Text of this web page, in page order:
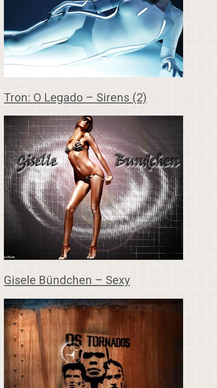
Tron: O Legado – Sirens (2)
Gisele Bündchen – Sexy